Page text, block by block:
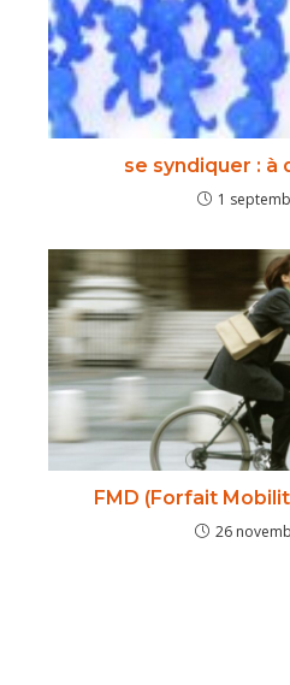
se syndiquer : à
1
FMD (Forfait
26